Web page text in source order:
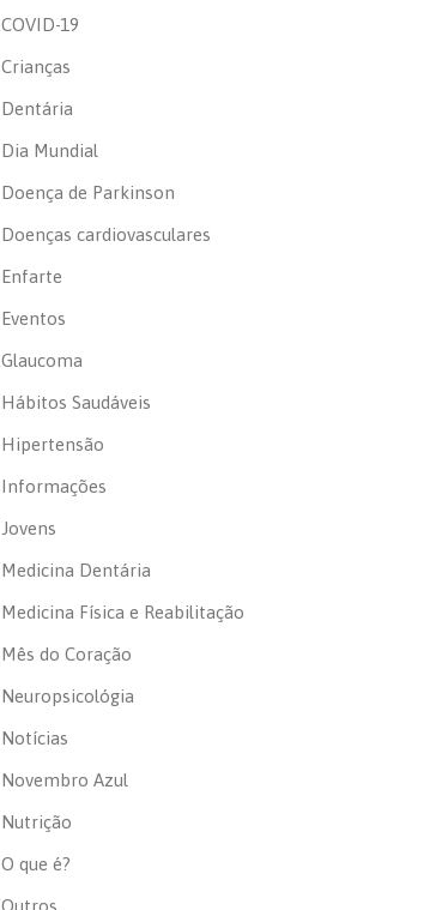
COVID-19
Crianças
Dentária
Dia Mundial
Doença de Parkinson
Doenças cardiovasculares
Enfarte
Eventos
Glaucoma
Hábitos Saudáveis
Hipertensão
Informações
Jovens
Medicina Dentária
Medicina Física e Reabilitação
Mês do Coração
Neuropsicológia
Notícias
Novembro Azul
Nutrição
O que é?
Outros